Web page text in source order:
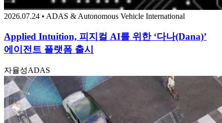
2026.07.24 • ADAS & Autonomous Vehicle International
Applied Intuition, 피지컬 AI를 위한 ‘다나(Dana)’
에이전트 플랫폼 출시
자율성ADAS